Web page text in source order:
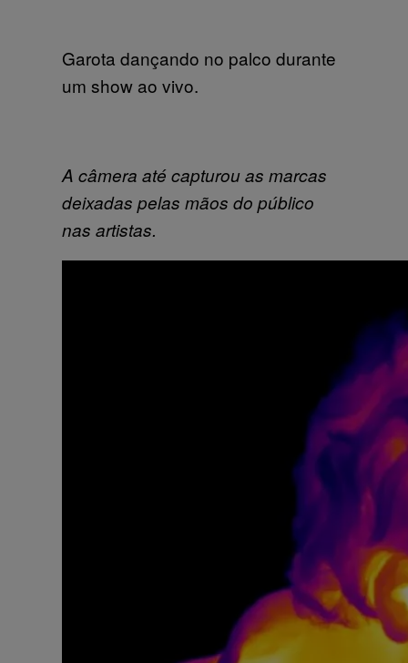
Garota dançando no palco durante
um show ao vivo.
A câmera até capturou as marcas
deixadas pelas mãos do público
nas artistas.